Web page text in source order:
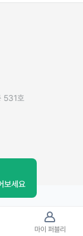
531호
보세요
마이 퍼블리